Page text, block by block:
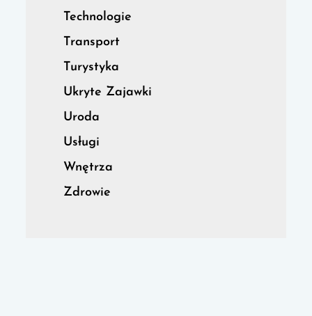
Technologie
Transport
Turystyka
Ukryte Zajawki
Uroda
Usługi
Wnętrza
Zdrowie